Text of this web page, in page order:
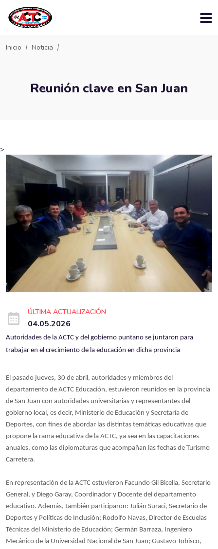
Inicio Noticia
Reunión clave en San Juan
>
ÚLTIMA ACTUALIZACIÓN
04.05.2026
Autoridades de la ACTC y del gobierno puntano se juntaron para
trabajar en el crecimiento de la educación en dicha provincia
El pasado jueves, 30 de abril, autoridades y miembros del
departamento de ACTC Educación, estuvieron reunidos en la provincia
de San Juan con autoridades universitarias y representantes del
gobierno local, es decir, Ministerio de Educación y Secretaría de
Deportes, con fines de abordar las distintas temáticas educativas que
propone la rama educativa de la ACTC, ya sea en las capacitaciones
anuales, como las diplomaturas que acompañan las fechas de Turismo
Carretera.
En representación de la ACTC estuvieron Facundo Gil Bicella, Secretario
General, y Diego Garay, Coordinador y Docente del departamento
educativo. Además, también participaron: Julián Suraci, Secretario de
Deportes y Políticas de Inclusión; Rodolfo Navas, Director de Escuelas
Técnicas del Ministerio de Educación; Germán Barraza, Ingeniero
Mecánico de la Universidad Nacional de San Juan; Gustavo Tobisco,